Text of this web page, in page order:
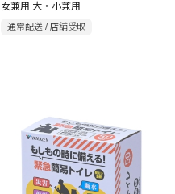
女兼用 大・小兼用
通常配送 / 店舗受取